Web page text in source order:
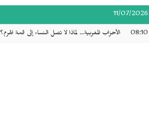
11/07/2026
08:10 الأحزاب المغربية... لماذا لا تصل النساء إلى قمة الهرم؟